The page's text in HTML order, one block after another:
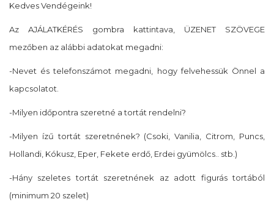
Kedves Vendégeink!
Az AJÁLATKÉRÉS gombra kattintava, ÜZENET SZÖVEGE
mezőben az alábbi adatokat megadni:
-Nevet és telefonszámot megadni, hogy felvehessük Önnel a
kapcsolatot.
-Milyen időpontra szeretné a tortát rendelni?
-Milyen ízű tortát szeretnének? (Csoki, Vanilia, Citrom, Puncs,
Hollandi, Kókusz, Eper, Fekete erdő, Erdei gyümölcs.. stb.)
-Hány szeletes tortát szeretnének az adott figurás tortából
(minimum 20 szelet)